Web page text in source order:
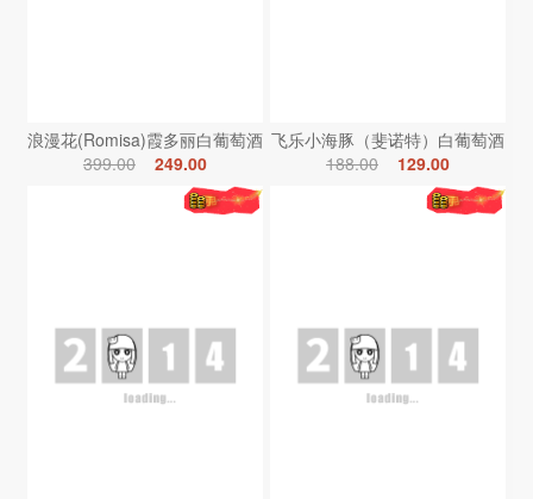
浪漫花(Romisa)霞多丽白葡萄酒
399.00
249.00
飞乐小海豚（斐诺特）白葡萄酒
188.00
129.00